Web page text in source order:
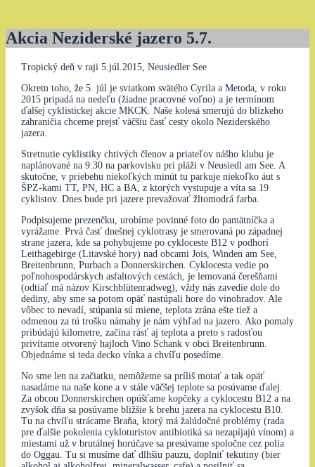
Akcia Neziderské jazero 5.7.
Tropický deň v raji 5.júl.2015, Neusiedler See
Okrem toho, že 5. júl je sviatkom svätého Cyrila a Metoda, v roku
2015 pripadá na nedeľu (žiadne pracovné voľno) a je termínom
ďalšej cyklistickej akcie MKCK. Naše kolesá smerujú do blízkeho
zahraničia chceme prejsť väčšiu časť cesty okolo Neziderského
jazera.
Stretnutie cyklistiky chtivých členov a priateľov nášho klubu je
naplánované na 9:30 na parkovisku pri pláži v Neusiedl am See. A
skutočne, v priebehu niekoľkých minút tu parkuje niekoľko áut s
ŠPZ-kami TT, PN, HC a BA, z ktorých vystupuje a víta sa 19
cyklistov. Dnes bude pri jazere prevažovať žltomodrá farba.
Podpisujeme prezenčku, urobíme povinné foto do pamätníčka a
vyrážame. Prvá časť dnešnej cyklotrasy je smerovaná po západnej
strane jazera, kde sa pohybujeme po cykloceste B12 v podhorí
Leithagebirge (Litavské hory) nad obcami Jois, Winden am See,
Breitenbrunn, Purbach a Donnerskirchen. Cyklocesta vedie po
poľnohospodárskych asfaltových cestách, je lemovaná čerešňami
(odtiaľ má názov Kirschblütenradweg), vždy nás zavedie dole do
dediny, aby sme sa potom opäť nastúpali hore do vinohradov. Ale
vôbec to nevadí, stúpania sú miene, teplota zrána ešte tiež a
odmenou za tú trošku námahy je nám výhľad na jazero. Ako pomaly
pribúdajú kilometre, začína rásť aj teplota a preto s radosťou
privítame otvorený hajloch Vino Schank v obci Breitenbrunn.
Objednáme si teda decko vínka a chvíľu posedíme.
No sme len na začiatku, nemôžeme sa príliš motať a tak opäť
nasadáme na naše kone a v stále väčšej teplote sa posúvame ďalej.
Za obcou Donnerskirchen opúšťame kopčeky a cyklocestu B12 a na
zvyšok dňa sa posúvame bližšie k brehu jazera na cyklocestu B10.
Tu na chvíľu strácame Braňa, ktorý má žalúdočné problémy (rada
pre ďalšie pokolenia cykloturistov antibiotiká sa nezapíjajú vínom) a
miestami už v brutálnej horúčave sa presúvame spoločne cez polia
do Oggau. Tu si musíme dať dlhšiu pauzu, doplniť tekutiny (bier